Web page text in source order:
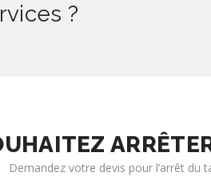
?
Demandez votre devis pour l’arrêt du